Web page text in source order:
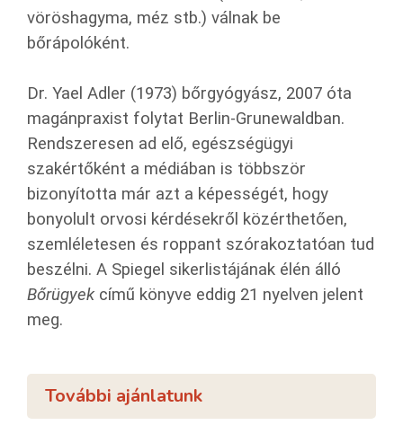
vöröshagyma, méz stb.) válnak be
bőrápolóként.
Dr. Yael Adler (1973) bőrgyógyász, 2007 óta
magánpraxist folytat Berlin-Grunewaldban.
Rendszeresen ad elő, egészségügyi
szakértőként a médiában is többször
bizonyította már azt a képességét, hogy
bonyolult orvosi kérdésekről közérthetően,
szemléletesen és roppant szórakoztatóan tud
beszélni. A Spiegel sikerlistájának élén álló
Bőrügyekcímű könyve eddig 21 nyelven jelent
meg.
További ajánlatunk